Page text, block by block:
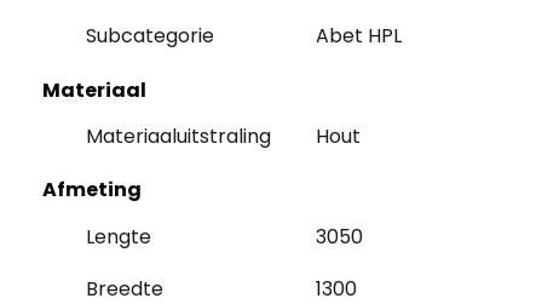
Subcategorie
Abet HPL
Materiaal
Materiaaluitstraling
Hout
Afmeting
Lengte
3050
Breedte
1300